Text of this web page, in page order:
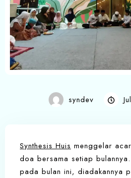
syndev
Synthesis Huis menggelar
doa bersama setiap bulannya.
pada bulan ini, diadakannya